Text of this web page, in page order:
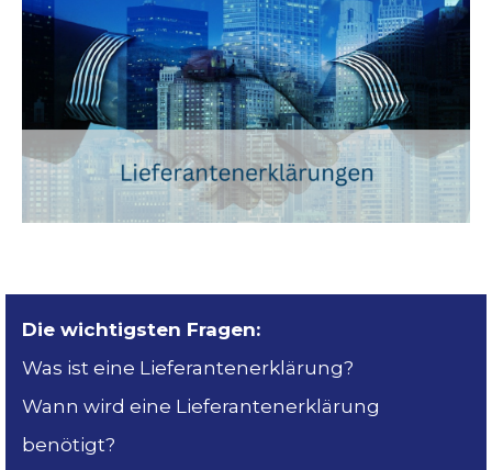
Die wichtigsten Fragen:
Was ist eine Lieferantenerklärung?
Wann wird eine Lieferantenerklärung
benötigt?